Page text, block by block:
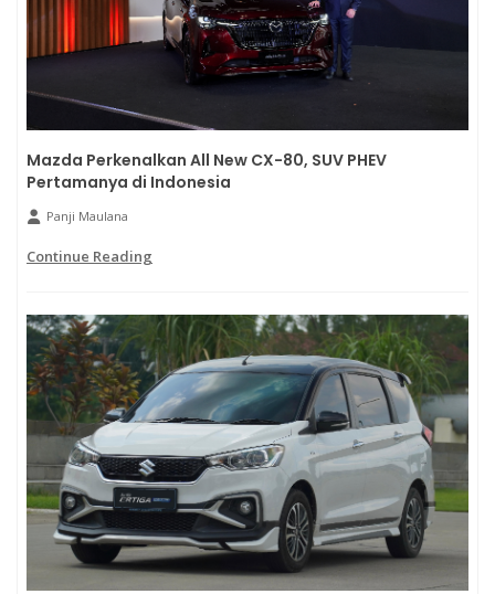
Mazda Perkenalkan All New CX-80, SUV PHEV
Pertamanya di Indonesia
Panji Maulana
Continue Reading